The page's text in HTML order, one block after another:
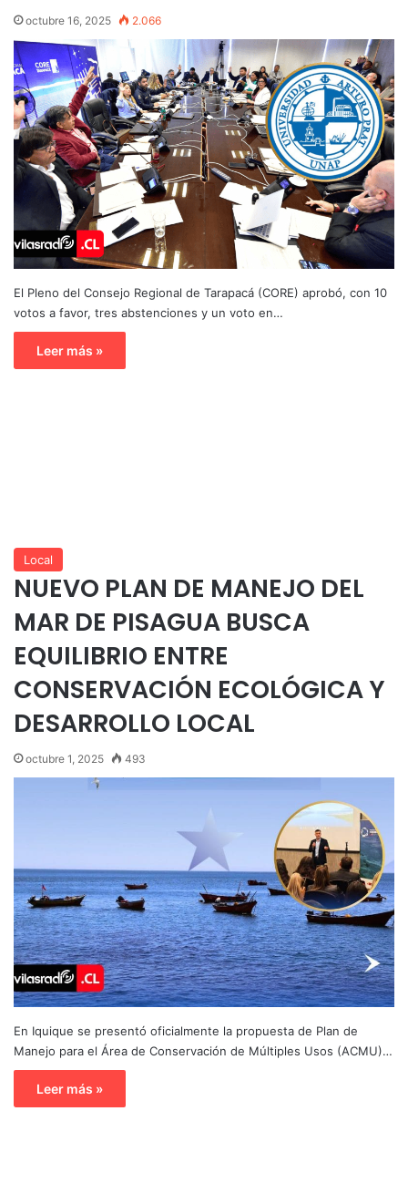
octubre 16, 2025 2.066
El Pleno del Consejo Regional de Tarapacá (CORE) aprobó, con 10
votos a favor, tres abstenciones y un voto en…
Leer más »
Local
NUEVO PLAN DE MANEJO DEL
MAR DE PISAGUA BUSCA
EQUILIBRIO ENTRE
CONSERVACIÓN ECOLÓGICA Y
DESARROLLO LOCAL
octubre 1, 2025 493
En Iquique se presentó oficialmente la propuesta de Plan de
Manejo para el Área de Conservación de Múltiples Usos (ACMU)…
Leer más »